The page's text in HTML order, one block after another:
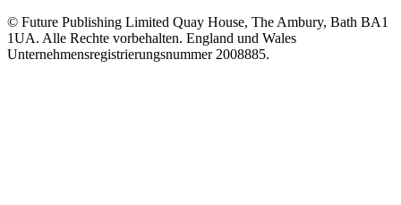
© Future Publishing Limited Quay House, The Ambury, Bath BA1
1UA. Alle Rechte vorbehalten. England und Wales
Unternehmensregistrierungsnummer 2008885.